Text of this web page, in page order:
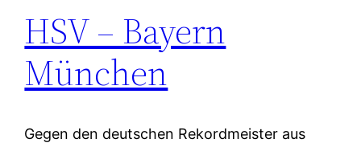
HSV – Bayern
München
Gegen den deutschen Rekordmeister aus